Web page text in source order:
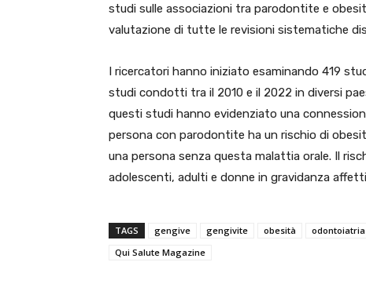
studi sulle associazioni tra parodontite e
valutazione di tutte le revisioni sistematiche
I ricercatori hanno iniziato esaminando 419
studi condotti tra il 2010 e il 2022 in diversi
questi studi hanno evidenziato una
persona con parodontite ha un rischio di
una persona senza questa malattia orale. Il
adolescenti, adulti e donne in gravidanza
TAGS gengive gengivite obesità odontoiatria
Qui Salute Magazine